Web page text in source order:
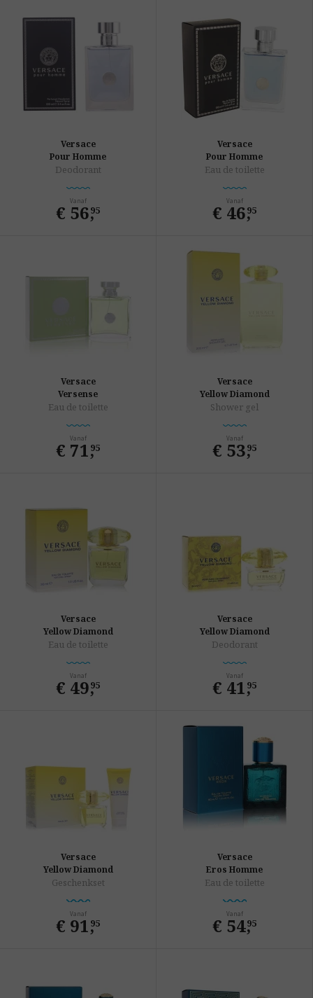
Versace
Pour Homme
Deodorant
Vanaf
€ 56,
95
Versace
Pour Homme
Eau de toilette
Vanaf
€ 46,
95
Versace
Versense
Eau de toilette
Vanaf
€ 71,
95
Versace
Yellow Diamond
Shower gel
Vanaf
€ 53,
95
Versace
Yellow Diamond
Eau de toilette
Vanaf
€ 49,
95
Versace
Yellow Diamond
Deodorant
Vanaf
€ 41,
95
Versace
Yellow Diamond
Geschenkset
Vanaf
€ 91,
95
Versace
Eros Homme
Eau de toilette
Vanaf
€ 54,
95